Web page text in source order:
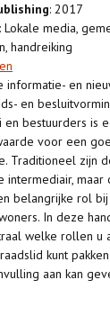
: 2017
: Lokale media,
handreiking
informatie- en
en
en bestuurders is
voor een
Traditioneel zijn
intermediair, maar
belangrijke rol
In deze
welke rollen u
kunt
aan kan
over Lokale media en